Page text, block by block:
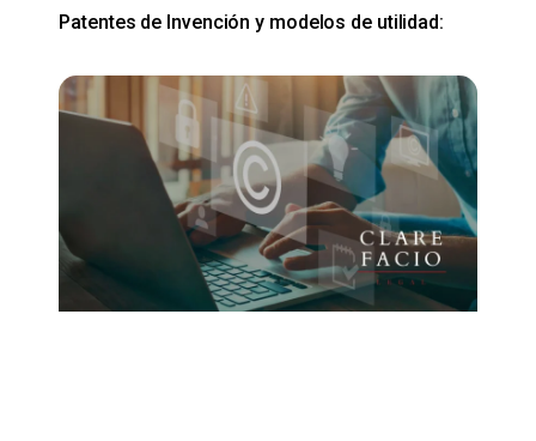
Patentes de Invención y modelos de utilidad: